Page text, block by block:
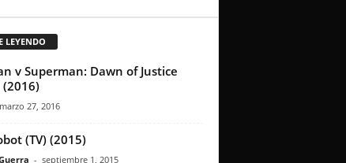
LEYENDO
v Superman: Dawn of Justice
marzo 27, 2016
(TV) (2015)
- septiembre 1, 2015